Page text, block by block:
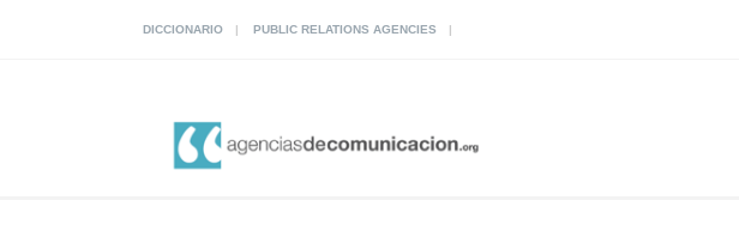
DICCIONARIO PUBLIC RELATIONS AGENCIES